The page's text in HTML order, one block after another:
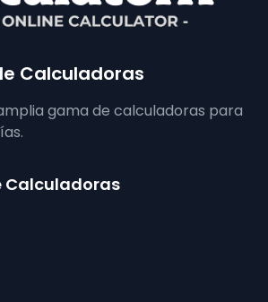
Calculadoras
gama de calculadoras para
Calculadoras